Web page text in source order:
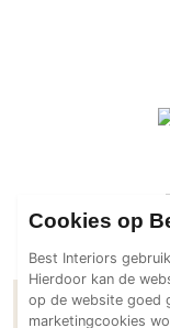
Natuursteen en
Beton Ciré
Behang /
Cookies op
Best Interiors
Hierdoor kan de
op de website goed
marketingcookies